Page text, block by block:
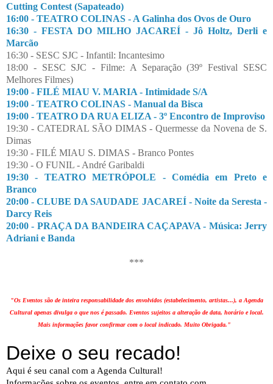
Cutting Contest (Sapateado)
16:00 - TEATRO COLINAS - A Galinha dos Ovos de Ouro
16:30 - FESTA DO MILHO JACAREÍ - Jô Holtz, Derli e
Marcão
16:30 - SESC SJC - Infantil: Incantesimo
18:00 - SESC SJC - Filme: A Separação (39º Festival SESC
Melhores Filmes)
19:00 - FILÉ MIAU V. MARIA - Intimidade S/A
19:00 - TEATRO COLINAS - Manual da Bisca
19:00 - TEATRO DA RUA ELIZA - 3º Encontro de Improviso
19:30 - CATEDRAL SÃO DIMAS - Quermesse da Novena de S.
Dimas
19:30 - FILÉ MIAU S. DIMAS - Branco Pontes
19:30 - O FUNIL - André Garibaldi
19:30 - TEATRO METRÓPOLE - Comédia em Preto e
Branco
20:00 - CLUBE DA SAUDADE JACAREÍ - Noite da Seresta -
Darcy Reis
20:00 - PRAÇA DA BANDEIRA CAÇAPAVA - Música: Jerry
Adriani e Banda
***
"Os Eventos são de inteira responsabilidade dos envolvidos (estabelecimento, artistas...), a Agenda
Cultural apenas divulga o que nos é passado. Eventos sujeitos a alteração de data, horário e local.
Mais informações favor confirmar com o local indicado. Muito Obrigada."